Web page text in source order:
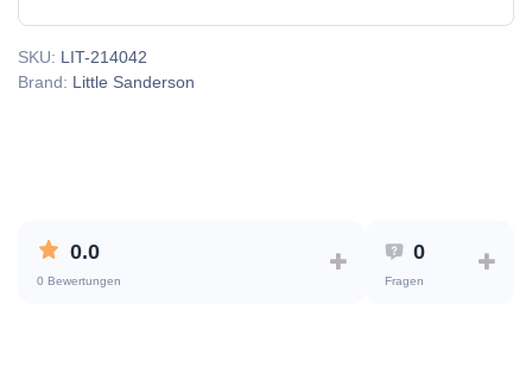
SKU: LIT-214042
Brand: Little Sanderson
0.0
0 Bewertungen
0
Fragen